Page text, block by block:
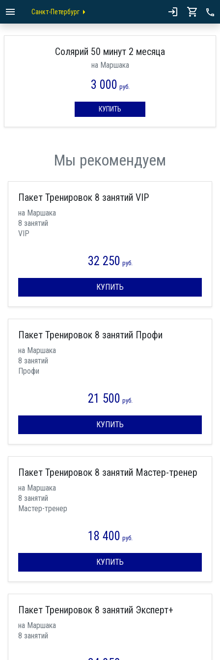
Санкт-Петербург
Солярий 50 минут 2 месяца
на Маршака
3 000 руб.
КУПИТЬ
Мы рекомендуем
Пакет Тренировок 8 занятий VIP
на Маршака
8 занятий
VIP
32 250 руб.
КУПИТЬ
Пакет Тренировок 8 занятий Профи
на Маршака
8 занятий
Профи
21 500 руб.
КУПИТЬ
Пакет Тренировок 8 занятий Мастер-тренер
на Маршака
8 занятий
Мастер-тренер
18 400 руб.
КУПИТЬ
Пакет Тренировок 8 занятий Эксперт+
на Маршака
8 занятий